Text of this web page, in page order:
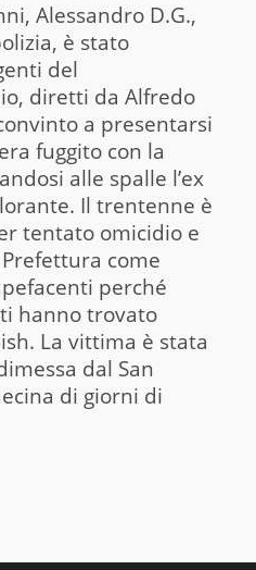
Alessandro D.G.,
è stato
del
diretti da Alfredo
a presentarsi
fuggito con la
alle spalle l’ex
Il trentenne è
tentato omicidio e
come
perché
hanno trovato
La vittima è stata
dal San
di giorni di